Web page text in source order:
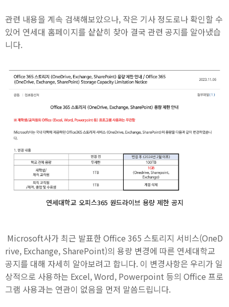
관련 내용을 계속 검색해보았으나, 작은 기사 정도로나 확인할 수
있어 연세대 홈페이지를 샅샅히 찾아 결국 관련 공지를 알아냈습
니다.
연세대학교 오피스365 원드라이브 용량 제한 공지
Microsoft사가 최근 발표한 Office 365 스토리지 서비스(OneD
rive, Exchange, SharePoint)의 용량 변경에 따른 연세대학교
공지를 대해 자세히 알아보려고 합니다. 이 변경사항은 우리가 일
상적으로 사용하는 Excel, Word, Powerpoint 등의 Office 프로
그램 사용과는 연관이 없음을 먼저 말씀드립니다.